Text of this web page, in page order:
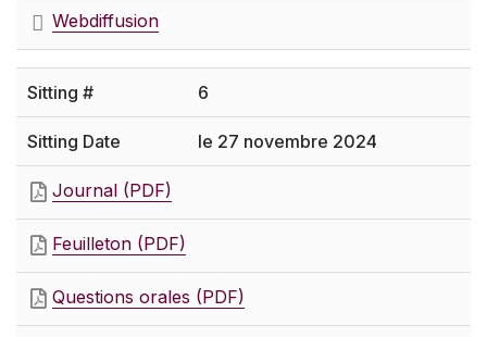
Webdiffusion
6
le 27 novembre 2024
Journal (PDF)
Feuilleton (PDF)
Questions orales (PDF)